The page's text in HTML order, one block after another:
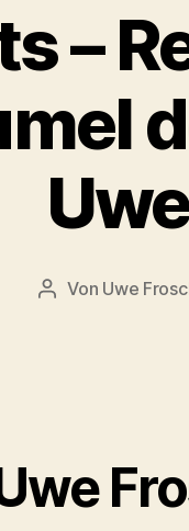
–
Beitragsautor
Von Uwe